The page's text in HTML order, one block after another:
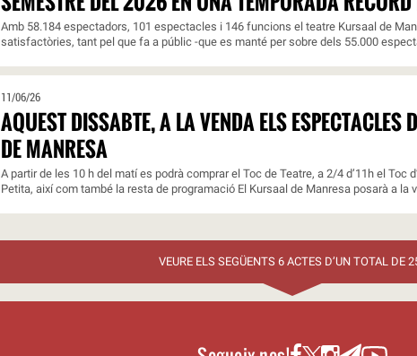
Amb 58.184 espectadors, 101 espectacles i 146 funcions el teatre Kursaal de
satisfactòries, tant pel que fa a públic -que es manté per sobre dels 55.000
11/06/26
AQUEST DISSABTE, A LA VENDA ELS ESPECTACLES
DE MANRESA
A partir de les 10 h del matí es podrà comprar el Toc de Teatre, a 2/4 d’11h el Toc
Petita, així com també la resta de programació El Kursaal de Manresa posarà a
VEURE ELS SEGÜENTS 6 ACTES D’UN TOTAL DE